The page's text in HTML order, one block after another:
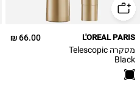
66.00 ₪ L'OREAL PARIS
מסקרה Telescopic
Black